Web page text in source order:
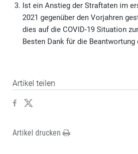
Ist ein Anstieg der Straftaten im
2021 gegenüber den Vorjahren
dies auf die COVID-19 Situation
Besten Dank für die Beantwortung
Artikel teilen
Artikel drucken